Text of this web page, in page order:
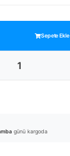
Sepete Ekle
günü kargoda